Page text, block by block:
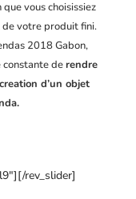
vous choisissiez
de votre produit fini.
2018 Gabon,
constante derendre
d’un objet
rev_slider]